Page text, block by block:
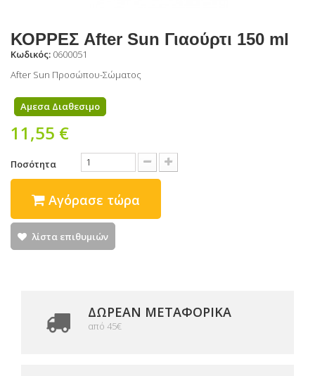
ΚΟΡΡΕΣ After Sun Γιαούρτι 150 ml
Κωδικός: 0600051
After Sun Προσώπου-Σώματος
Αμεσα Διαθεσιμο
11,55 €
Ποσότητα
Αγόρασε τώρα
λίστα επιθυμιών
ΔΩΡΕΑΝ ΜΕΤΑΦΟΡΙΚΆ
από 45€